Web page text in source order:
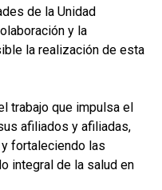
de la Unidad
y la
la realización de esta
trabajo que impulsa el
afiliados y afiliadas,
fortaleciendo las
integral de la salud en